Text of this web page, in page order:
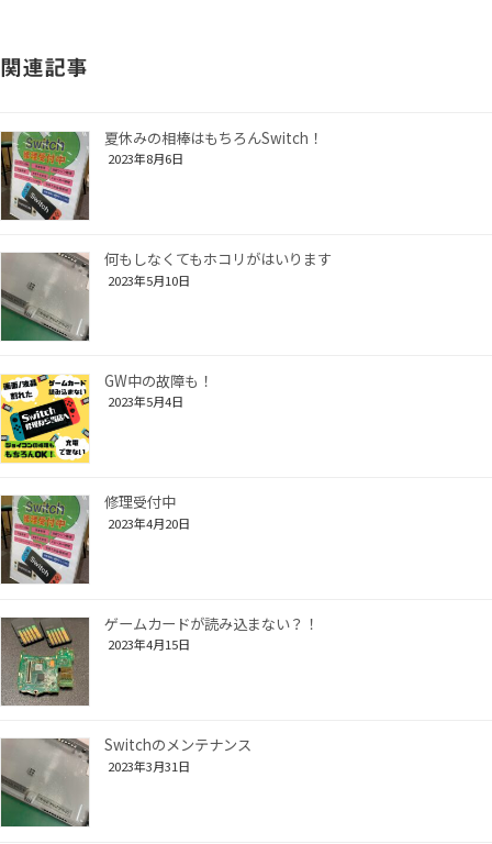
関連記事
夏休みの相棒はもちろんSwitch！
2023年8月6日
何もしなくてもホコリがはいります
2023年5月10日
GW中の故障も！
2023年5月4日
修理受付中
2023年4月20日
ゲームカードが読み込まない？！
2023年4月15日
Switchのメンテナンス
2023年3月31日